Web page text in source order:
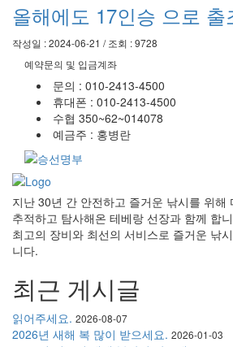
올해에도 17인승 으로 출
작성일 : 2024-06-21 / 조회 : 9728
예약문의 및 입금계좌
문의 : 010-2413-4500
휴대폰 : 010-2413-4500
수협 350~62~014078
예금주 : 홍병란
지난 30년 간 안전하고 즐거운 낚시를 위해
추적하고 탐사해온 테베랑 선장과 함께 합
최고의 장비와 최선의 서비스로 즐거운 낚
니다.
최근 게시글
읽어주세요. 2026-08-07
2026년 새해 복 많이 받으세요. 2026-01-03